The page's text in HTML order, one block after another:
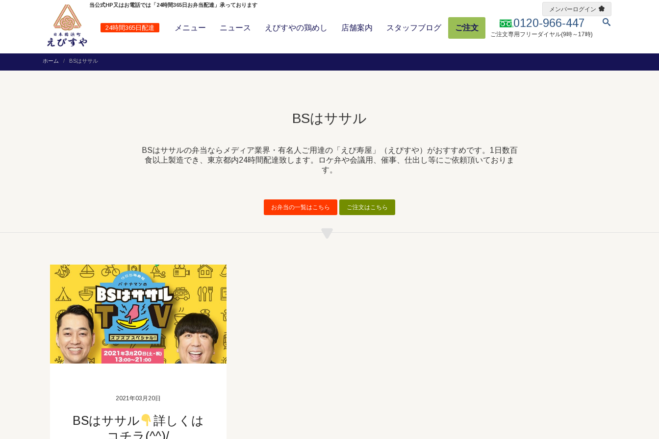
24時間365日配達 0120-966-447
ご注文専用フリーダイヤル(9時～17時)
メニュー ニュース えびすやの鶏めし 店舗案内 スタッフブログ ご注文
当公式HP又はお電話では「24時間365日お弁当配達」承っております
メンバーログイン
ホーム BSはササル
BSはササル
BSはササルの弁当ならメディア業界・有名人ご用達の「えび寿屋」（えびすや）がおすすめです。1日数百
食以上製造でき、東京都内24時間配達致します。ロケ弁や会議用、催事、仕出し等にご依頼頂いておりま
す。
お弁当の一覧はこちら ご注文はこちら
2021年03月20日
BSはササル
詳しくは
コチラ(^^)/